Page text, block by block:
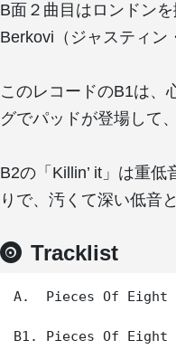
B面２曲目はロンドン
Berkovi（ジャスティン
このレコードのB1は、
グでパッドが登場して
B2の「Killin’ it」は重
りで、汚くて深い低音
Tracklist
A.  Pieces Of Eight
B1. Pieces Of Eight